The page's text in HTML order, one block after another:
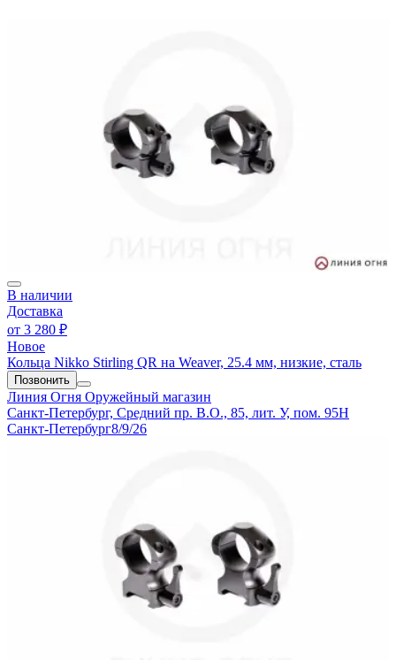
В наличии
Доставка
от 3 280 ₽
Новое
Кольца Nikko Stirling QR на Weaver, 25.4 мм, низкие, сталь
Позвонить
Линия Огня Оружейный магазин
Санкт-Петербург, Средний пр. В.О., 85, лит. У, пом. 95Н
Санкт-Петербург8/9/26